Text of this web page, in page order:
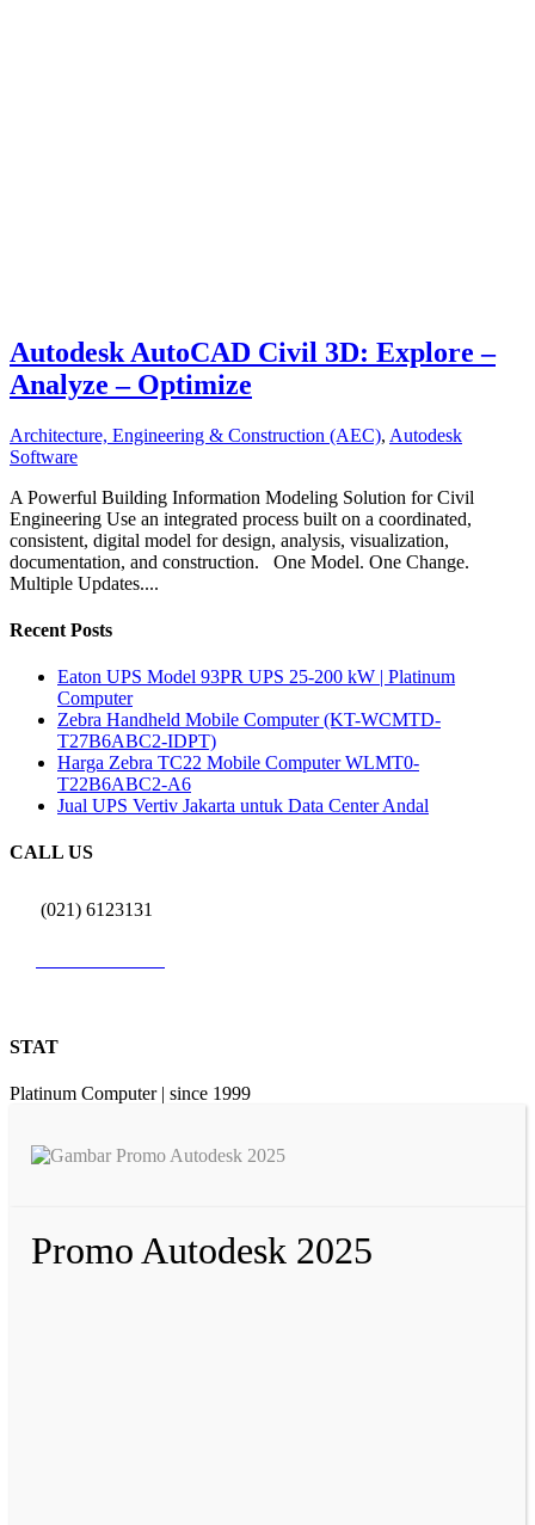
Autodesk AutoCAD Civil 3D: Explore –
Analyze – Optimize
Architecture, Engineering & Construction (AEC), Autodesk
Software
A Powerful Building Information Modeling Solution for Civil
Engineering Use an integrated process built on a coordinated,
consistent, digital model for design, analysis, visualization,
documentation, and construction. One Model. One Change.
Multiple Updates....
Recent Posts
Eaton UPS Model 93PR UPS 25-200 kW | Platinum
Computer
Zebra Handheld Mobile Computer (KT-WCMTD-
T27B6ABC2-IDPT)
Harga Zebra TC22 Mobile Computer WLMT0-
T22B6ABC2-A6
Jual UPS Vertiv Jakarta untuk Data Center Andal
CALL US
(021) 6123131
STAT
Platinum Computer | since 1999
Promo Autodesk 2025